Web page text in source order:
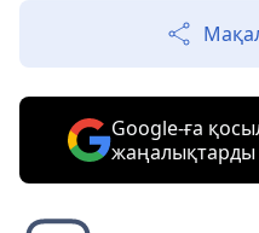
Google-ға
жаңалықтарды